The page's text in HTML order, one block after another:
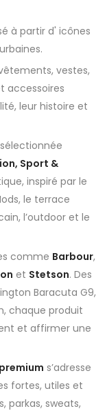
à partir d' icônes
vestes,
accessoires
leur histoire et
Sport &
inspiré par le
le terrace
l’outdoor et le
comme Barbour,
et Stetson. Des
Baracuta G9,
chaque produit
et affirmer une
s’adresse
fortes, utiles et
parkas, sweats,